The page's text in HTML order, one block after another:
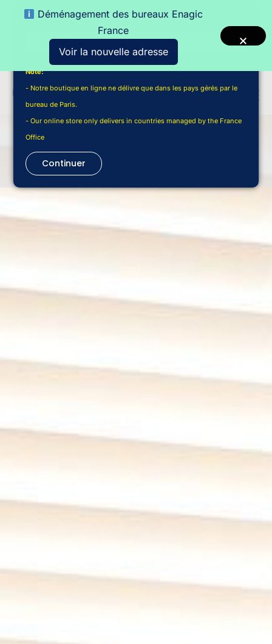
Déménagement des bureaux Enagic
France
Voir la nouvelle adresse
Choisir un pays de livraison
Note:
- Notre boutique en ligne ne délivre que dans les pays gérés par le
bureau de Paris.
- Our online store only delivers in countries managed by the France
Office
Continuer